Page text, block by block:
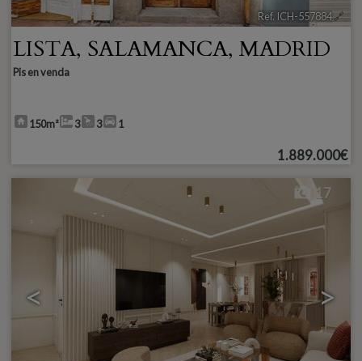
Ref. ICH-557884🔗
LISTA, SALAMANCA, MADRID
Pis en venda
150m² 3 3 1
1.889.000€
< >
17